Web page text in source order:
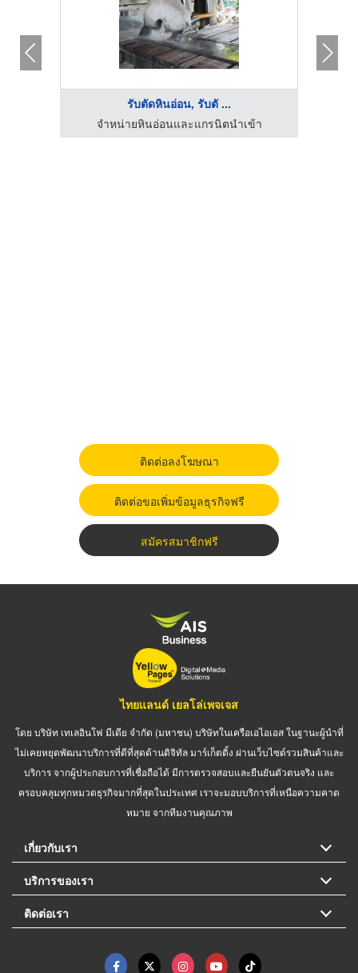
รับตัดหินอ่อน, รับตั ...
จำหน่ายหินอ่อนและแกรนิตนำเข้า
ติดต่อลงโฆษณา
ติดต่อขอเพิ่มข้อมูลธุรกิจฟรี
สมัครสมาชิกฟรี
ไทยแลนด์ เยลโล่เพจเจส
โดย บริษัท เทเลอินโฟ มีเดีย จำกัด (มหาชน) บริษัทในเครือเอไอเอส ในฐานะผู้นำที่
ไม่เคยหยุดพัฒนาบริการที่ดีที่สุดด้านดิจิทัล มาร์เก็ตติ้ง ผ่านเว็บไซต์รวมสินค้าและ
บริการ จากผู้ประกอบการที่เชื่อถือได้ มีการตรวจสอบและยืนยันตัวตนจริง และ
ครอบคลุมทุกหมวดธุรกิจมากที่สุดในประเทศ เราจะมอบบริการที่เหนือความคาด
หมาย จากทีมงานคุณภาพ
เกี่ยวกับเรา
บริการของเรา
ติดต่อเรา